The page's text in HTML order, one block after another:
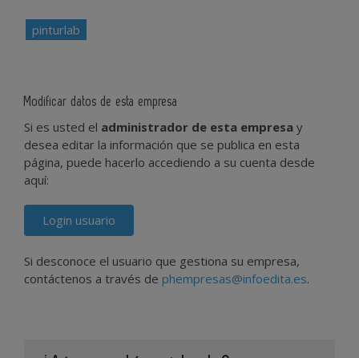
pinturlab
Modificar datos de esta empresa
Si es usted el administrador de esta empresa y
desea editar la información que se publica en esta
página, puede hacerlo accediendo a su cuenta desde
aquí:
Login usuario
Si desconoce el usuario que gestiona su empresa,
contáctenos a través de phempresas@infoedita.es.